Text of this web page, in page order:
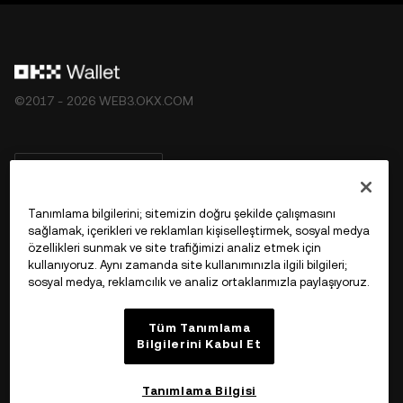
©2017 - 2026 WEB3.OKX.COM
OKX Web3 Hakkında Daha Fazla Bilgi
Tanımlama bilgilerini; sitemizin doğru şekilde çalışmasını
sağlamak, içerikleri ve reklamları kişiselleştirmek, sosyal medya
özellikleri sunmak ve site trafiğimizi analiz etmek için
kullanıyoruz. Aynı zamanda site kullanımınızla ilgili bilgileri;
sosyal medya, reklamcılık ve analiz ortaklarımızla paylaşıyoruz.
Tüm Tanımlama
Bilgilerini Kabul Et
Tanımlama Bilgisi